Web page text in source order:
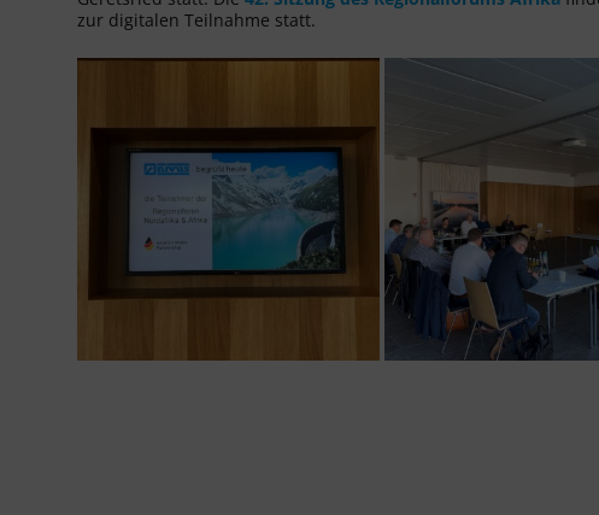
zur digitalen Teilnahme statt.